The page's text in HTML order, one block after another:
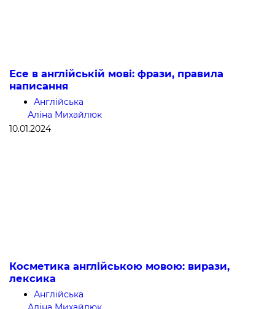
Есе в англійській мові: фрази, правила
написання
Англійська
Аліна Михайлюк
10.01.2024
Косметика англійською мовою: вирази,
лексика
Англійська